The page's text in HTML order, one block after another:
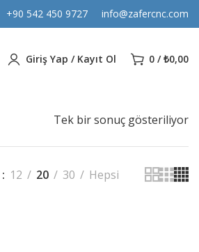
+90 542 450 9727 info@zafercnc.com
Giriş Yap / Kayıt Ol 0 / ₺0,00
Tek bir sonuç gösteriliyor
12 20 30 Hepsi